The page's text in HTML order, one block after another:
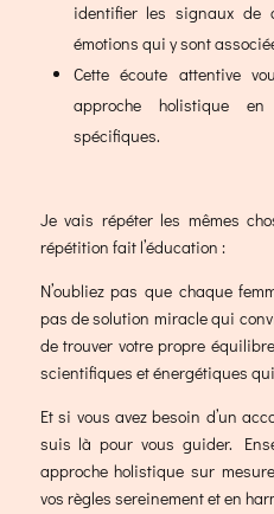
identifier les signaux de
émotions qui y sont
Cette écoute attentive
approche holistique
spécifiques.
Je vais répéter les mêmes
répétition fait l’éducation :
N’oubliez pas que chaque
pas de solution miracle qui
de trouver votre propre
scientifiques et énergétiques
Et si vous avez besoin d’un
suis là pour vous guider.
approche holistique sur
vos règles sereinement et en